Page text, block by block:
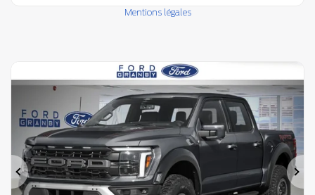
Mentions légales
Précédent